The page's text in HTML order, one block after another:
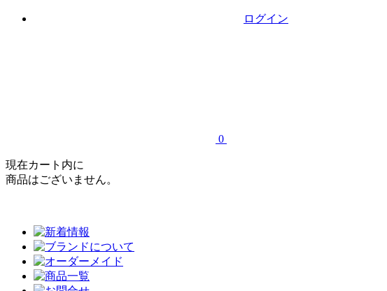
ログイン
0
現在カート内に
商品はございません。